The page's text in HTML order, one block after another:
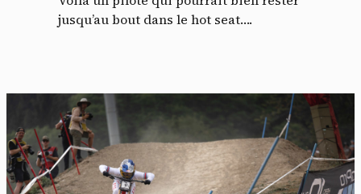
jusqu’au bout dans le hot seat….